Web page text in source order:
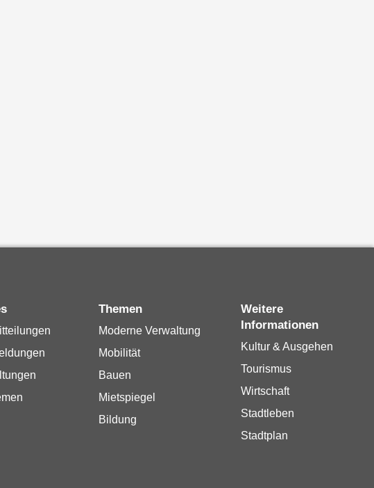
Themen
Moderne Verwaltung
Mobilität
Bauen
Mietspiegel
Bildung
Weitere
Informationen
Kultur & Ausgehen
Tourismus
Wirtschaft
Stadtleben
Stadtplan